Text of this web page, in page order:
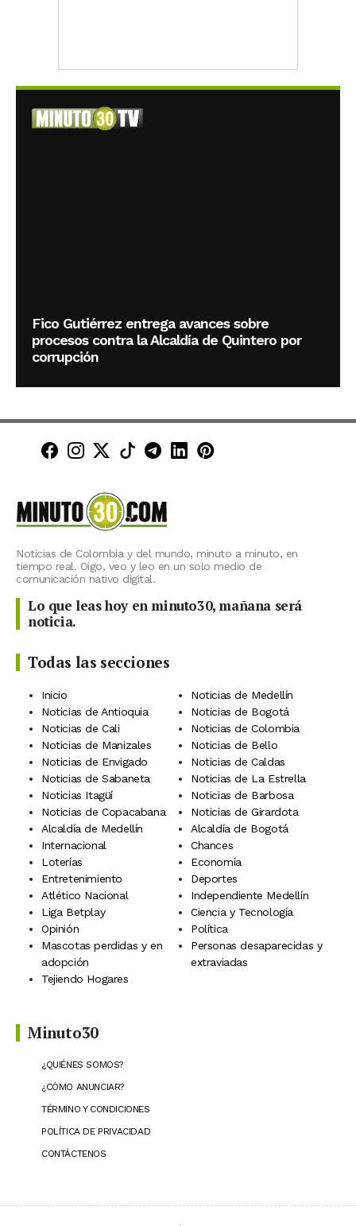
Fico Gutiérrez entrega avances sobre
procesos contra la Alcaldía de Quintero por
corrupción
Minuto30 en Facebook
Minuto30 en Instagram
Minuto30 en X (Twitter)
Minuto30 en TikTok
Canal de Minuto30 en
Minuto30 en LinkedIn
Minuto30 en
Noticias de Colombia y del mundo, minuto a minuto, en
tiempo real. Oigo, veo y leo en un solo medio de
comunicación nativo digital.
Lo que leas hoy en minuto30, mañana será
noticia.
Todas las secciones
Inicio
Noticias de Medellín
Noticias de Antioquia
Noticias de Bogotá
Noticias de Cali
Noticias de Colombia
Noticias de Manizales
Noticias de Bello
Noticias de Envigado
Noticias de Caldas
Noticias de Sabaneta
Noticias de La Estrella
Noticias Itagüí
Noticias de Barbosa
Noticias de Copacabana
Noticias de Girardota
Alcaldía de Medellín
Alcaldía de Bogotá
Internacional
Chances
Loterías
Economía
Entretenimiento
Deportes
Atlético Nacional
Independiente Medellín
Liga Betplay
Ciencia y Tecnología
Opinión
Política
Mascotas perdidas y en
adopción
Personas desaparecidas y
extraviadas
Tejiendo Hogares
Minuto30
¿QUIÉNES SOMOS?
¿CÓMO ANUNCIAR?
TÉRMINO Y CONDICIONES
POLÍTICA DE PRIVACIDAD
CONTÁCTENOS